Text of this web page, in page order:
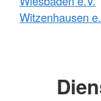
Witzenhausen